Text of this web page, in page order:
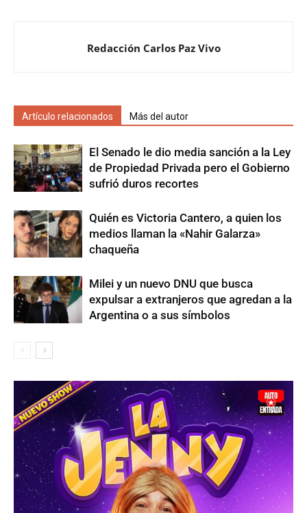
Redacción Carlos Paz Vivo
Artículo relacionados Más del autor
El Senado le dio media sanción a la Ley
de Propiedad Privada pero el Gobierno
sufrió duros recortes
Quién es Victoria Cantero, a quien los
medios llaman la «Nahir Galarza»
chaqueña
Milei y un nuevo DNU que busca
expulsar a extranjeros que agredan a la
Argentina o a sus símbolos